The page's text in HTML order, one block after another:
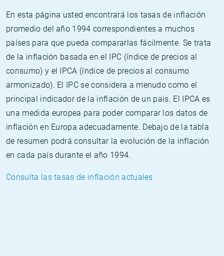
En esta página usted encontrará los tasas de inflación
promedio del año 1994 correspondientes a muchos
países para que pueda compararlas fácilmente. Se trata
de la inflación basada en el IPC (índice de precios al
consumo) y el IPCA (índice de precios al consumo
armonizado). El IPC se considera a menudo como el
principal indicador de la inflación de un país. El IPCA es
una medida europea para poder comparar los datos de
inflación en Europa adecuadamente. Debajo de la tabla
de resumen podrá consultar la evolución de la inflación
en cada país durante el año 1994.
Consulta las tasas de inflación actuales